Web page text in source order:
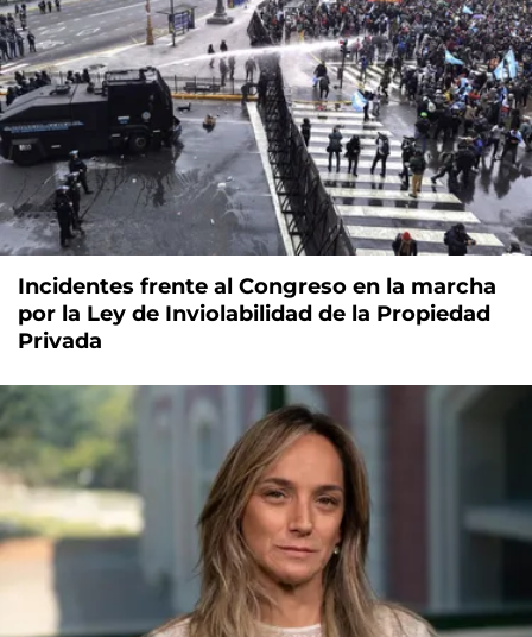
Incidentes frente al Congreso en la marcha
por la Ley de Inviolabilidad de la Propiedad
Privada